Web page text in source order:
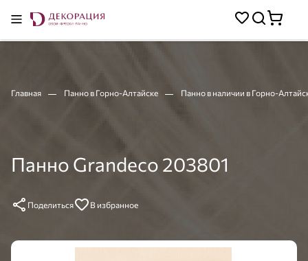
Главная Панно в Горно-Алтайске Панно в наличии в Горно-
Панно Grandeco 203801
Поделиться В избранное